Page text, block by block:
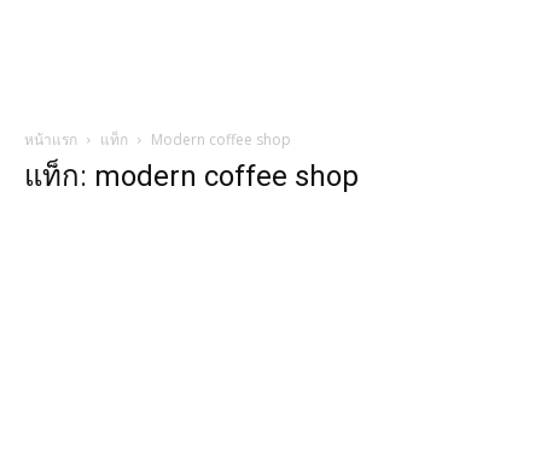
หน้าแรก แท็ก Modern coffee shop
แท็ก: modern coffee shop